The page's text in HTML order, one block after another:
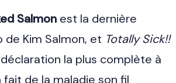
Salmon est la dernière
de Kim Salmon, et Totally Sick!!
la plus complète à
fait de la maladie son fil